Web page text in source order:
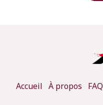
Accueil À propos FAQ